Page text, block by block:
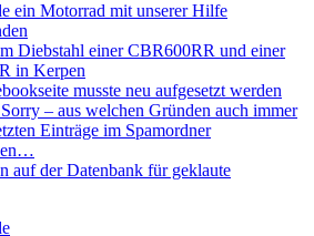
ein Motorrad mit unserer Hilfe
Diebstahl einer CBR600RR und einer
in Kerpen
musste neu aufgesetzt werden
– aus welchen Gründen auch immer
Einträge im Spamordner
auf der Datenbank für geklaute